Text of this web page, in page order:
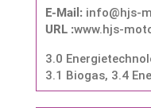
E-Mail: info@hjs-
URL :www.hjs-
3.0
3.1 Biogas, 3.4